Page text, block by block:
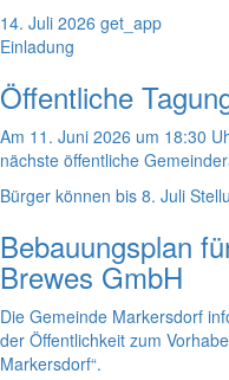
14. Juli 2026 get_app
Einladung
Öffentliche
Am 11. Juni 2026 um 18:30
nächste öffentliche
Bürger können bis 8. Juli
Bebauungsplan
Brewes GmbH
Die Gemeinde Markersdorf
der Öffentlichkeit zum
Markersdorf“.